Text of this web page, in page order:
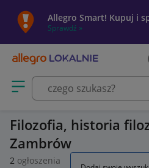
Allegro Smart! Kupuj i
Sprawdź »
Otwórz menu z kategoriami
Filozofia, historia
Zambrów
2 ogłoszenia